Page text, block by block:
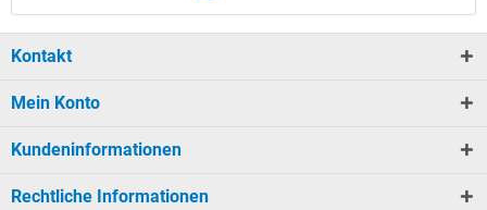
Kontakt
Mein Konto
Kundeninformationen
Rechtliche Informationen